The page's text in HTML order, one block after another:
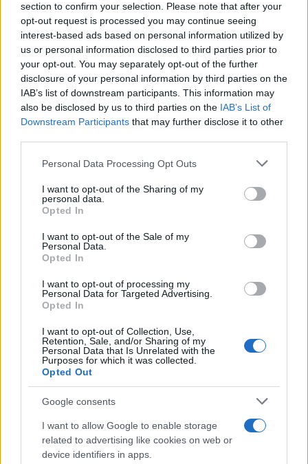
section to confirm your selection. Please note that after your
opt-out request is processed you may continue seeing
interest-based ads based on personal information utilized by
us or personal information disclosed to third parties prior to
your opt-out. You may separately opt-out of the further
disclosure of your personal information by third parties on the
IAB’s list of downstream participants. This information may
also be disclosed by us to third parties on the IAB’s List of
Downstream Participants that may further disclose it to other
Please note that this website/app uses one or more Google
not limited to your visit or usage behaviour. You may click to
grant or deny consent to Google and its third-party tags to
use your data for below specified purposes in below Google
consent section.
Personal Data Processing Opt Outs
I want to opt-out of the Sharing of my
personal data.
Opted In
I want to opt-out of the Sale of my
Personal Data.
Opted In
I want to opt-out of processing my
Personal Data for Targeted Advertising.
Opted In
I want to opt-out of Collection, Use,
Retention, Sale, and/or Sharing of my
Personal Data that Is Unrelated with the
Purposes for which it was collected.
Opted Out
Google consents
I want to allow Google to enable storage
related to advertising like cookies on web or
device identifiers in apps.
. Το site προστατεύεται από reCAPTCHA, ισχύουν
Πολιτική Απορρήτου&Όροι Χρήσης της Google.
Media
SURVIVOR
SURVIVOR GREECE
ΜΑΡΙΟΣ ΠΡΙΑΜΟΣ ΙΩΑΝΝΙΔΗΣ
ΣΑΡΒΑΙΒΟΡ ΝΕΑ
Share:
Ακολουθήστε το Νewsit.gr στοGoogle News
τελευταία νέατης ημέρας
Πιο δημοφιλή
Σοκαριστική υπόθεση στην Κρήτη:
να ασελγήσει σε 10χρονο κορίτσι - Το παιδί
καθόταν αμέριμνο σε αυλή επιχείρησης
Έφυγε από τη ζωή η Χριστίνα Πιτουρά,
πρώην σύζυγος του Βασίλη Χιώτη
Δεν ήταν μόνο η ταχύτητα που οδήγησε
στο τροχαίο στις Σέρρες με νεκρούς μητέρα
και γιο - «Ίσως κάτι απέσπασε την προσοχή
του οδηγού» λέει πραγματογνώμονας
Μυστράς: Αλλαγή στην υπερασπιστική